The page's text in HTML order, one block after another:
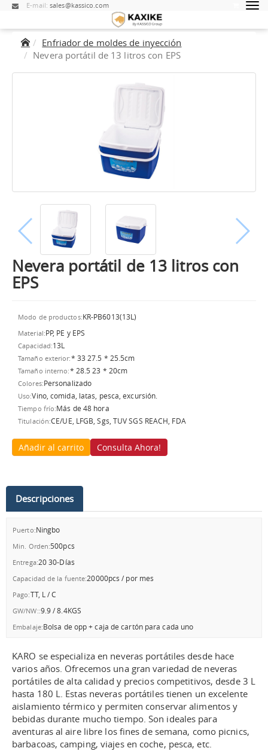
E-mail:sales@kassico.com
Enfriador de moldes de inyección
Nevera portátil de 13 litros con EPS
Nevera portátil de 13 litros con
EPS
Modo de productos:KR-PB6013(13L)
Material:PP, PE y EPS
Capacidad:13L
Tamaño exterior:* 33 27.5 * 25.5cm
Tamaño interno:* 28.5 23 * 20cm
Colores:Personalizado
Uso:Vino, comida, latas, pesca, excursión.
Tiempo frío:Más de 48 hora
Titulación:CE/UE, LFGB, Sgs, TUV SGS REACH, FDA
Añadir al carrito Consulta Ahora!
Descripciones
Puerto:Ningbo
Min. Orden:500pcs
Entrega:20 30-Días
Capacidad de la fuente:20000pcs / por mes
Pago:TT, L / C
GW/NW::9.9 / 8.4KGS
Embalaje:Bolsa de opp + caja de cartón para cada uno
KARO se especializa en neveras portátiles desde hace
varios años. Ofrecemos una gran variedad de neveras
portátiles de alta calidad y precios competitivos, desde 3 L
hasta 180 L. Estas neveras portátiles tienen un excelente
aislamiento térmico y permiten conservar alimentos y
bebidas durante mucho tiempo. Son ideales para
aventuras al aire libre los fines de semana, como picnics,
barbacoas, camping, viajes en coche, pesca, etc.